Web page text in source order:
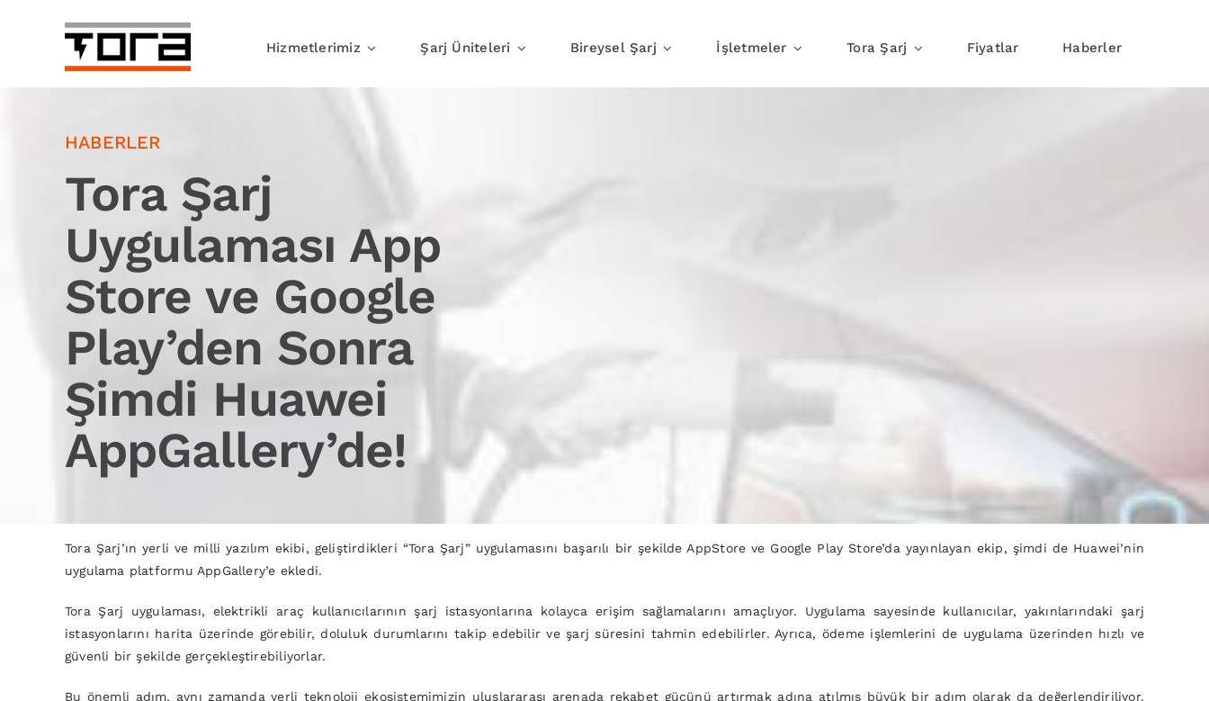
Hizmetlerimiz Şarj Üniteleri Bireysel Şarj İşletmeler Tora Şarj Fiyatlar Haberler
HABERLER
Tora Şarj
Uygulaması App
Store ve Google
Play’den Sonra
Şimdi Huawei
AppGallery’de!
Tora Şarj’ın yerli ve milli yazılım ekibi, geliştirdikleri “Tora Şarj” uygulamasını başarılı bir şekilde AppStore ve Google Play Store’da yayınlayan ekip, şimdi de Huawei’nin
uygulama platformu AppGallery’e ekledi.
Tora Şarj uygulaması, elektrikli araç kullanıcılarının şarj istasyonlarına kolayca erişim sağlamalarını amaçlıyor. Uygulama sayesinde kullanıcılar, yakınlarındaki şarj
istasyonlarını harita üzerinde görebilir, doluluk durumlarını takip edebilir ve şarj süresini tahmin edebilirler. Ayrıca, ödeme işlemlerini de uygulama üzerinden hızlı ve
güvenli bir şekilde gerçekleştirebiliyorlar.
Bu önemli adım, aynı zamanda yerli teknoloji ekosistemimizin uluslararası arenada rekabet gücünü artırmak adına atılmış büyük bir adım olarak da değerlendiriliyor.